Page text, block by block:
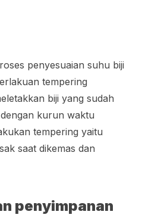
penyesuaian suhu biji
tempering
biji yang sudah
kurun waktu
tempering yaitu
saat dikemas dan
penyimpanan